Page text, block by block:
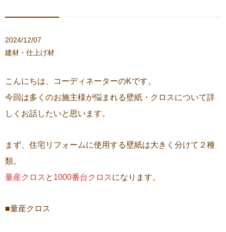
2024/12/07
建材・仕上げ材
こんにちは、コーディネーターのKです。
今回は多くのお施主様が悩まれる壁紙・クロスについて詳
しくお話したいと思います。
まず、住宅リフォームに使用する壁紙は大きく分けて２種
類。
量産クロス と 1000番台クロスになります。
■量産クロス